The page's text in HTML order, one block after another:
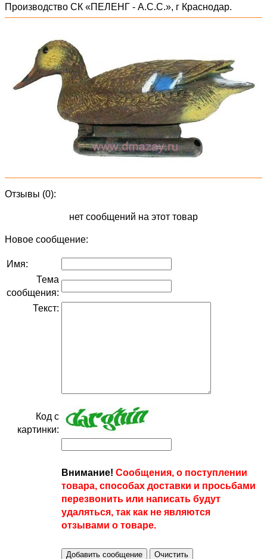
Производство СК «ПЕЛЕНГ - А.С.С.», г Краснодар.
Отзывы (0):
нет сообщений на этот товар
Новое сообщение:
Имя:
Тема
сообщения:
Текст:
Код с
картинки:
Внимание! Сообщения, о поступлении
товара, способах доставки и просьбами
перезвонить или написать будут
удаляться, так как не являются
отзывами о товаре.